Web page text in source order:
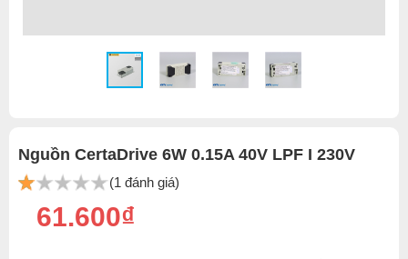
Nguồn CertaDrive 6W 0.15A 40V LPF I 230V
(1 đánh giá)
61.600₫